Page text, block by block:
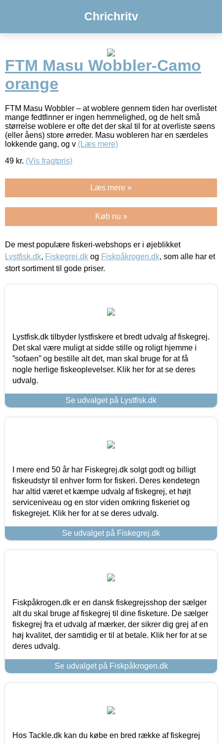
Chrichritv
FTM Masu Wobbler-Camo
orange
FTM Masu Wobbler – at woblere gennem tiden har overlistet
mange fedtfinner er ingen hemmelighed, og de helt små
størrelse woblere er ofte det der skal til for at overliste søens
(eller åens) store ørreder. Masu wobleren har en særdeles
lokkende gang, og v (Læs mere)
49 kr. (Vis fragtpris)
Læs mere »
Køb nu »
De mest populære fiskeri-webshops er i øjeblikket
Lystfisk.dk, Fiskegrej.dk og Fiskpåkrogen.dk, som alle har et
stort sortiment til gode priser.
Lystfisk.dk tilbyder lystfiskere et bredt udvalg af fiskegrej.
Det skal være muligt at sidde stille og roligt hjemme i
”sofaen” og bestille alt det, man skal bruge for at få
nogle herlige fiskeoplevelser. Klik her for at se deres
udvalg.
Se udvalget på Lystfisk.dk
I mere end 50 år har Fiskegrej.dk solgt godt og billigt
fiskeudstyr til enhver form for fiskeri. Deres kendetegn
har altid været et kæmpe udvalg af fiskegrej, et højt
serviceniveau og en stor viden omkring fiskeriet og
fiskegrejet. Klik her for at se deres udvalg.
Se udvalget på Fiskegrej.dk
Fiskpåkrogen.dk er en dansk fiskegrejsshop der sælger
alt du skal bruge af fiskegrej til dine fisketure. De sælger
fiskegrej fra et udvalg af mærker, der sikrer dig grej af en
høj kvalitet, der samtidig er til at betale. Klik her for at se
deres udvalg.
Se udvalget på Fiskpåkrogen.dk
Hos Tackle.dk kan du købe en bred række af fiskegrej